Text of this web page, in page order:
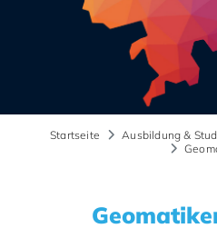
Startseite Ausbildung &